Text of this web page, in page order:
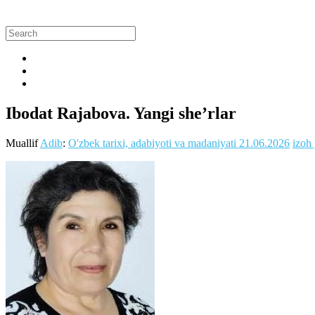
Ibodat Rajabova. Yangi she’rlar
MuallifAdib: O'zbek tarixi, adabiyoti va madaniyati 21.06.2026 izoh